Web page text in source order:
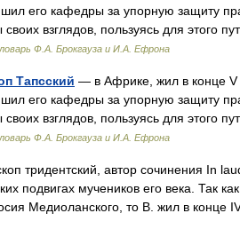
его кафедры за упорную защиту
своих взглядов, пользуясь для этого
Ф.А. Брокгауза и И.А. Ефрона
Тапсский — в Африке, жил в конце V
его кафедры за упорную защиту
своих взглядов, пользуясь для этого
Ф.А. Брокгауза и И.А. Ефрона
тридентский, автор сочинения In
подвигах мучеников его века. Так
Медиоланского, то В. жил в